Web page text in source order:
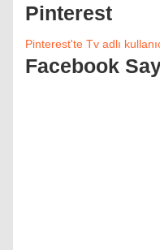
Pinterest
Pinterest'te Tv adlı
Facebook